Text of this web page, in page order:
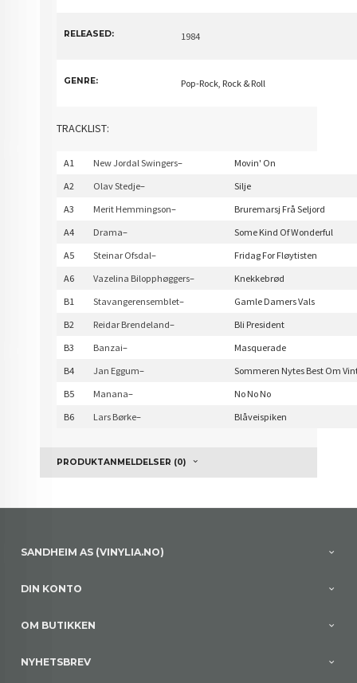
RELEASED: 1984
GENRE: Pop-Rock, Rock & Roll
TRACKLIST:
A1 New Jordal Swingers–
Movin' On
A2
Olav Stedje–
Silje
A3
Merit Hemmingson–
Bruremarsj Frå Seljord
A4
Drama–
Some Kind Of Wonderful
A5
Steinar Ofsdal–
Fridag For Fløytisten
A6
Vazelina Bilopphøggers–
Knekkebrød
B1
Stavangerensemblet–
Gamle Damers Vals
B2
Reidar Brendeland–
Bli President
B3
Banzai–
Masquerade
B4
Jan Eggum–
Sommeren Nytes Best Om
B5
Manana–
No No No
B6
Lars Børke– Blåveispiken
PRODUKTANMELDELSER (0)
SANDHEIM AS (VINYLIA.NO)
DIN KONTO
OM BUTIKKEN
NYHETSBREV